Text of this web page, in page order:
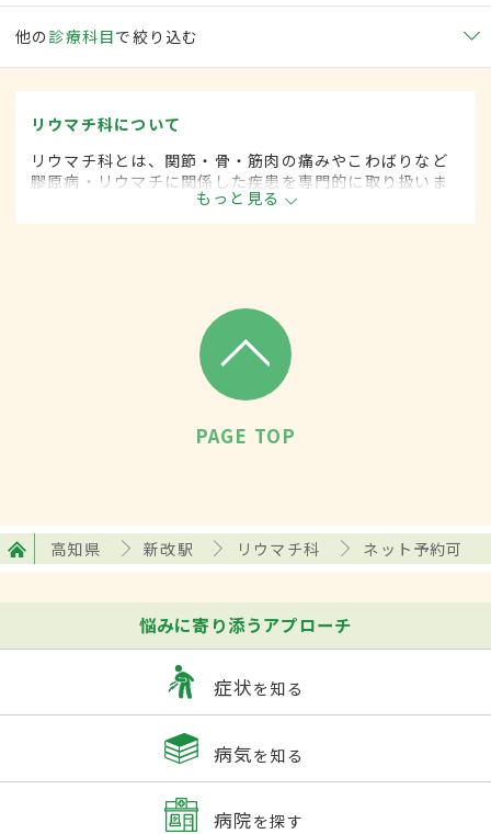
他の 診療科目で絞り込む
リウマチ科について
リウマチ科とは、関節・骨・筋肉の痛みやこわばりなど
膠原病・リウマチに関係した疾患を専門的に取り扱いま
もっと見る
PAGE TOP
高知県 新改駅 リウマチ科 ネット予約可
悩みに寄り添うアプローチ
症状を知る
病気を知る
病院を探す